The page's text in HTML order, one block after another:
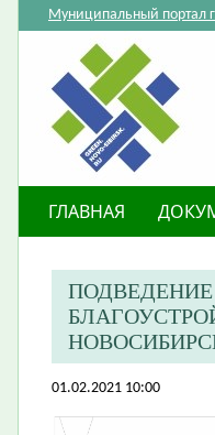
Муниципальный портал
ГЛАВНАЯ
01.02.2021 10:00